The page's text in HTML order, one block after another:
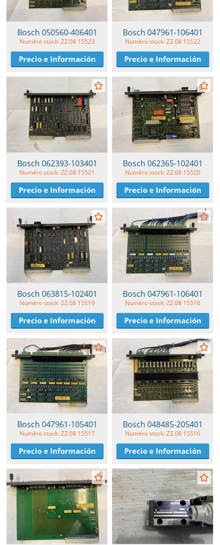
Bosch 050560-406401
Numéro stock: ZZ.08 15523
Precio e Información
Bosch 047961-106401
Numéro stock: ZZ.08 15522
Precio e Información
Bosch 062393-103401
Numéro stock: ZZ.08 15521
Precio e Información
Bosch 062365-102401
Numéro stock: ZZ.08 15520
Precio e Información
Bosch 063815-102401
Numéro stock: ZZ.08 15519
Precio e Información
Bosch 047961-106401
Numéro stock: ZZ.08 15518
Precio e Información
Bosch 047961-105401
Numéro stock: ZZ.08 15517
Precio e Información
Bosch 048485-205401
Numéro stock: ZZ.08 15516
Precio e Información